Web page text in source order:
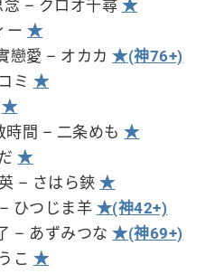
– クロオ千尋 ★
ー ★
戀愛 – オカカ★(神76+)
ミ ★
★
時間 – 二条めも★
★
– さはら鋏★
ひつじま羊 ★(神42+)
– あずみつな★(神69+)
こ ★